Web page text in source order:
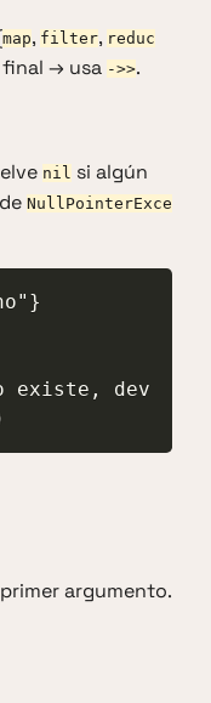
map, filter, reduc
final → usa ->>.
nil si algún
NullPointerExce
existe, dev
argumento.